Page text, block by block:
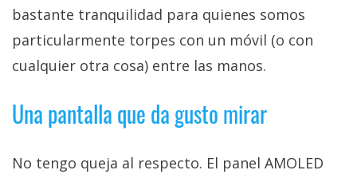
bastante tranquilidad para quienes somos
particularmente torpes con un móvil (o con
cualquier otra cosa) entre las manos.
Una pantalla que da gusto mirar
No tengo queja al respecto. El panel AMOLED